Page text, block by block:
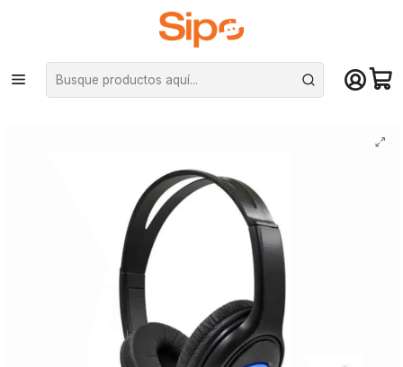
¡Compra hasta mediodía y recibe hoy! De lunes a sábado en el gran
Santiago. Envío gratis desde $29.990
Inicio Computación y Gamers Audífonos
Audífono Gamer Dblue DBAGM41 para PS4/PC/Celular/Tablet